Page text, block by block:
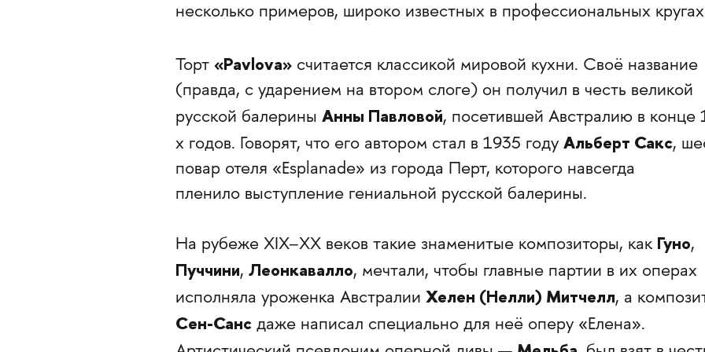
несколько примеров, широко известных в профессиональных
Торт «Pavlova»считается классикой мировой кухни. Своё название
(правда, с ударением на втором слоге) он получил в честь великой
русской балерины Анны Павловой, посетившей Австралию в конце
х годов. Говорят, что его автором стал в 1935 году Альберт Сакс,
повар отеля «Esplanade» из города Перт, которого навсегда
пленило выступление гениальной русской балерины.
На рубеже XIX–XX веков такие знаменитые композиторы, как Гуно,
Пуччини, Леонкавалло, мечтали, чтобы главные партии в их операх
исполняла уроженка Австралии Хелен (Нелли) Митчелл, а
Сен-Сансдаже написал специально для неё оперу «Елена».